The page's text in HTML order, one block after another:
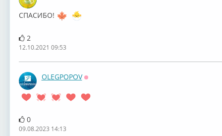
СПАСИБО!
2
12.10.2021 09:53
OLEGPOPOV
0
09.08.2023 14:13